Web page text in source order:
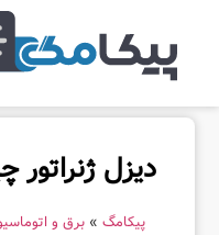
دیزل
پیکامگ » برق و